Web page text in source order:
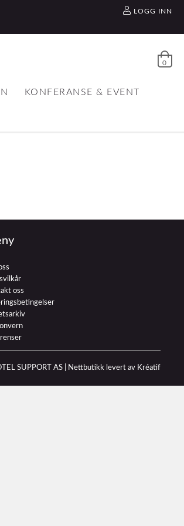
LOGG INN
0
KONFERANSE & EVENT
oss
SUPPORT AS | Nettbutikk levert av Kréatif